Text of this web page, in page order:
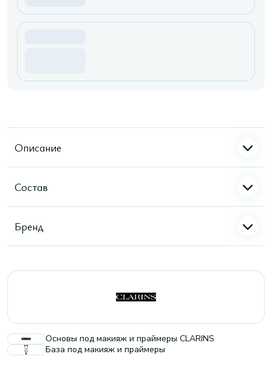
Описание
Состав
Бренд
Основы под макияж и праймеры CLARINS
База под макияж и праймеры